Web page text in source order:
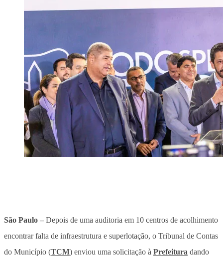
São Paulo – Depois de uma auditoria em 10 centros de acolhimento
encontrar falta de infraestrutura e superlotação, o Tribunal de Contas
do Município (TCM) enviou uma solicitação à Prefeitura dando